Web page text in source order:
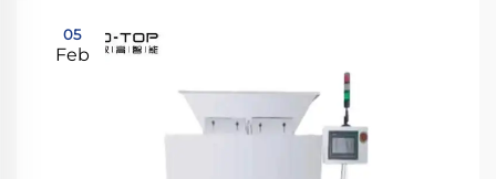
05
Feb